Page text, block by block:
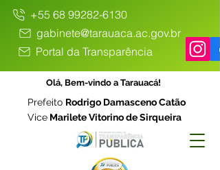
+55 68 99282-6130
gabinete@tarauaca.ac.gov.br
Portal da Transparência
Olá, Bem-vindo a Tarauacá!
Prefeito Rodrigo Damasceno Catão
Vice Marilete Vitorino de Sirqueira